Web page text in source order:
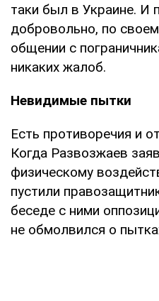
таки был в Украине. И
добровольно, по
общении с
никаких жалоб.
Невидимые пытки
Есть противоречия и
Когда Развозжаев
физическому
пустили
беседе с ними
не обмолвился о